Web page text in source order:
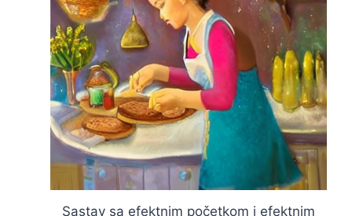
Sastav sa efektnim početkom i efektnim